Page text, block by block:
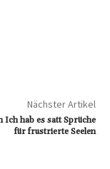
Nächster Artikel
Ich hab es satt Sprüche
für frustrierte Seelen